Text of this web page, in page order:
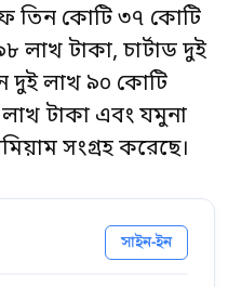
তিন কোটি ৩৭ কোটি
টাকা, চার্টাড দুই
দুই লাখ ৯০ কোটি
টাকা এবং যমুনা
সংগ্রহ করেছে।
সাইন-ইন